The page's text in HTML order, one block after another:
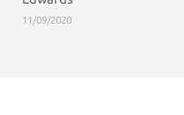
11/09/2020